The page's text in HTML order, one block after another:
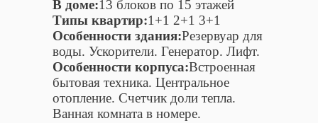
В доме:13 блоков по 15 этажей
Типы квартир:1+1 2+1 3+1
Особенности здания:Резервуар для
воды. Ускорители. Генератор. Лифт.
Особенности корпуса:Встроенная
бытовая техника. Центральное
отопление. Счетчик доли тепла.
Ванная комната в номере.